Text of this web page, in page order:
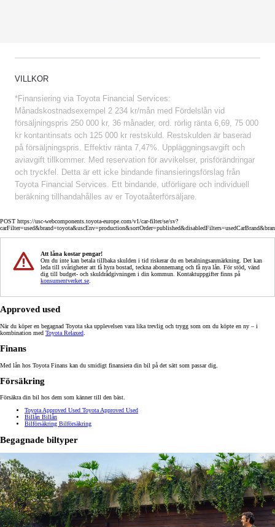
VILLKOR
*Finansiering via Toyota Financial Services:
Månadskostnadsexempel 2 234 kr/mån med Fördelslån vid
försäljningspris 250 000 kr, 36 månader, ord. rörlig ränta 6,69, 75 000
kr kontantinsats och 125 000 kr restskuld. Restskulden är baserad
på försäljningspris. Effektiv ränta 7,47%. Uppläggningsavgift och
aviavgift tillkommer. Med reservation för avvikelser, prisförändringar
och tryckfel. Detta är ett icke bindande finansieringsförslag från
Toyota Financial Services. Ett bindande, utförligare och individuell
beräkning tillhandahålles av er Toyotaåterförsäljare.
POST https://usc-webcomponents.toyota-europe.com/v1/car-filter/se/sv?
Att låna kostar pengar!
Om du inte kan betala tillbaka skulden i tid riskerar du en betalningsanmärkning. Det kan
leda till svårigheter att få hyra bostad, teckna abonnemang och få nya lån. För stöd, vänd
dig till budget- och skuldrådgivningen i din kommun. Kontaktuppgifter finns på
konsumentverket.se
Approved used
När du köper en begagnad Toyota ska upplevelsen vara lika trevlig och trygg som om du köpte en ny – i
kombination med Toyota Relaxed
Finans
Med lån hos Toyota Finans kan du smidigt finansiera din bil på det sätt som passar dig.
Försäkring
Försäkra din bil hos dem som känner till den bäst.
Toyota Approved Used Toyota Approved Used
Billån Billån
Bilförsäkring Bilförsäkring
Begagnade biltyper